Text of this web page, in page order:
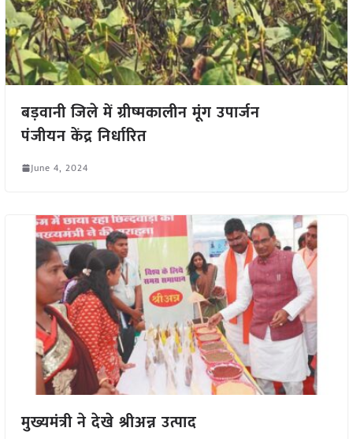
बड़वानी जिले में ग्रीष्मकालीन मूंग उपार्जन
पंजीयन केंद्र निर्धारित
June 4, 2024
मुख्यमंत्री ने देखे श्रीअन्न उत्पाद